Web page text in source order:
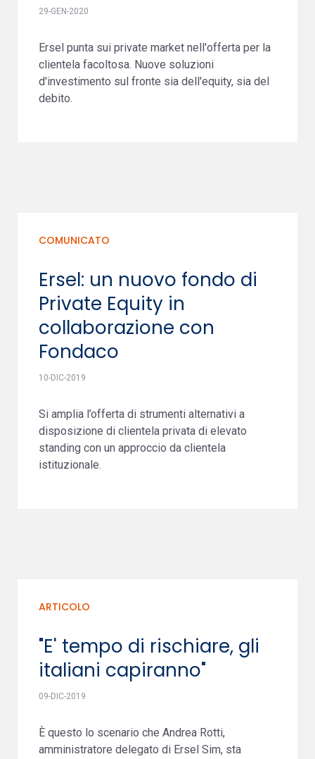
29-GEN-2020
Ersel punta sui private market nell'offerta per la
clientela facoltosa. Nuove soluzioni
d'investimento sul fronte sia dell'equity, sia del
debito.
COMUNICATO
Ersel: un nuovo fondo di
Private Equity in
collaborazione con
Fondaco
10-DIC-2019
Si amplia l’offerta di strumenti alternativi a
disposizione di clientela privata di elevato
standing con un approccio da clientela
istituzionale.
ARTICOLO
"E' tempo di rischiare, gli
italiani capiranno"
09-DIC-2019
È questo lo scenario che Andrea Rotti,
amministratore delegato di Ersel Sim, sta